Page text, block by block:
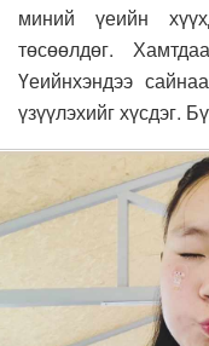
миний үеийн
төсөөлдөг.
Үеийнхэндээ
үзүүлэхийг хүсдэг.